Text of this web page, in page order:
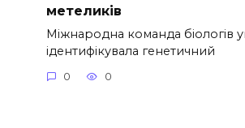
метеликів
Міжнародна команда біологів
ідентифікувала генетичний
0 0